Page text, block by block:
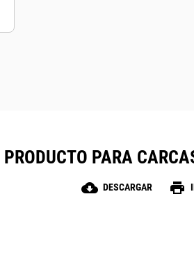
PRODUCTO PARA
cloud_download DESCARGAR print